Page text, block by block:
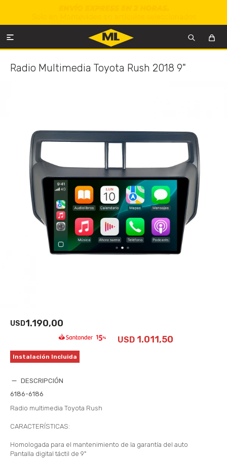

Radio Multimedia Toyota Rush 2018 9"
USD1.190,00
USD 1.011,50
Instalación Incluida
DESCRIPCIÓN
6186-6186
Radio multimedia Toyota Rush
CARACTERÍSTICAS:
Homologada para el mantenimiento de la garantía del auto
Pantalla digital táctil de 9"